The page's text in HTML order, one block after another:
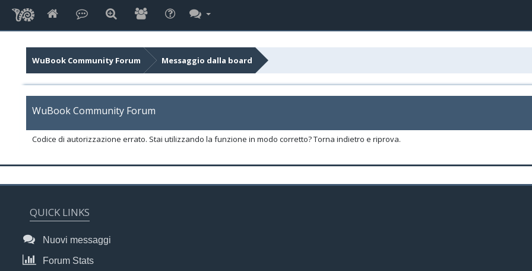
WuBook Community Forum Messaggio dalla board
WuBook Community Forum
Codice di autorizzazione errato. Stai utilizzando la funzione in modo corretto? Torna indietro e riprova.
QUICK LINKS
Nuovi messaggi
Forum Stats